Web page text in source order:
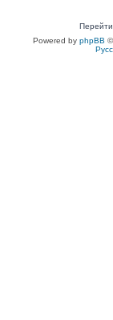
Powered by phpBB